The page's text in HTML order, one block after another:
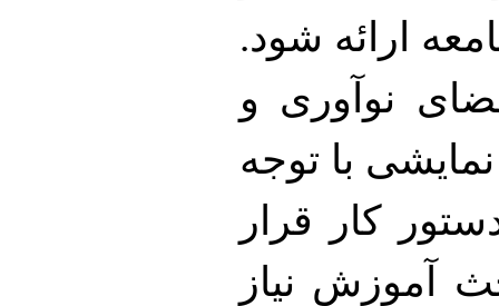
ارائه شود.
نوآوری و
با توجه
کار قرار
آموزش نیاز